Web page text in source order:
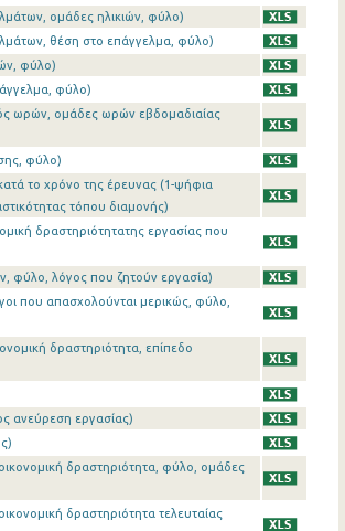
ομάδες ηλικιών, φύλο)
θέση στο επάγγελμα, φύλο)
φύλο)
φύλο)
ωρών, ομάδες ωρών εβδομαδιαίας
φύλο)
το χρόνο της έρευνας (1-ψήφια
τόπου διαμονής)
δραστηριότητατης εργασίας που
φύλο, λόγος που ζητούν εργασία)
που απασχολούνται μερικώς, φύλο,
δραστηριότητα, επίπεδο
ανεύρεση εργασίας)
δραστηριότητα, φύλο, ομάδες
δραστηριότητα τελευταίας